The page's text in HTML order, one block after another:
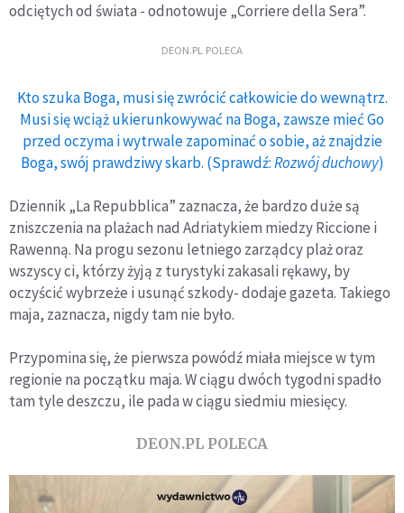
odciętych od świata - odnotowuje „Corriere della Sera”.
DEON.PL POLECA
Kto szuka Boga, musi się zwrócić całkowicie do wewnątrz.
Musi się wciąż ukierunkowywać na Boga, zawsze mieć Go
przed oczyma i wytrwale zapominać o sobie, aż znajdzie
Boga, swój prawdziwy skarb. (Sprawdź:Rozwój duchowy)
Dziennik „La Repubblica” zaznacza, że bardzo duże są
zniszczenia na plażach nad Adriatykiem miedzy Riccione i
Rawenną. Na progu sezonu letniego zarządcy plaż oraz
wszyscy ci, którzy żyją z turystyki zakasali rękawy, by
oczyścić wybrzeże i usunąć szkody- dodaje gazeta. Takiego
maja, zaznacza, nigdy tam nie było.
Przypomina się, że pierwsza powódź miała miejsce w tym
regionie na początku maja. W ciągu dwóch tygodni spadło
tam tyle deszczu, ile pada w ciągu siedmiu miesięcy.
DEON.PL POLECA